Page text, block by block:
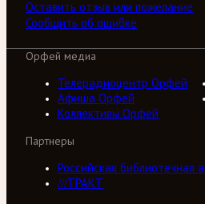
Оставить отзыв или пожелание
Сообщить об ошибке
Орфей медиа
Телерадиоцентр Орфей
Афиша Орфей
Коллективы Орфей
Партнеры
Российская библиотечная
///ТРАКТ